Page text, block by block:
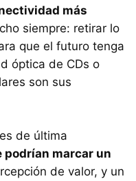
más
siempre: retirar lo
que el futuro tenga
óptica de CDs o
son sus
de última
podrían marcar un
de valor, y un